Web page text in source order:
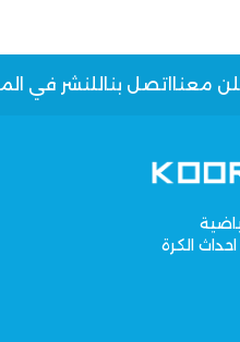
معنا اتصل بنا للنشر في
الكرة